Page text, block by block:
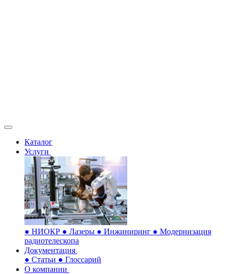
Каталог
Услуги
● НИОКР ● Лазеры ● Инжиниринг ● Модернизация
радиотелескопа
Документация
● Статьи ● Глоссарий
О компании